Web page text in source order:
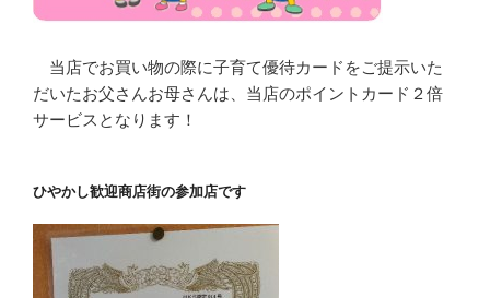
当店でお買い物の際に子育て優待カードをご提示いた
だいたお父さんお母さんは、当店のポイントカード２倍
サービスとなります！
ひやかし歓迎商店街の参加店です